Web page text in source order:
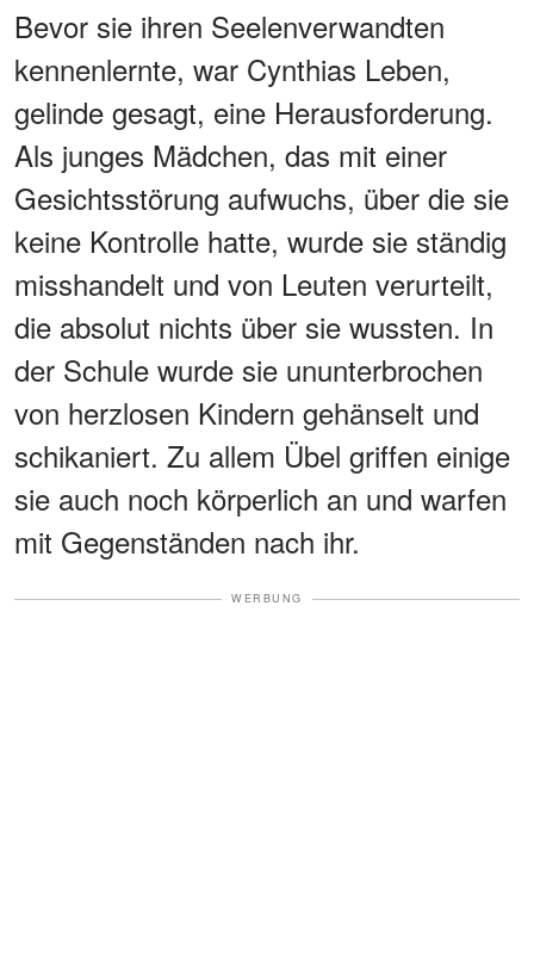
Bevor sie ihren Seelenverwandten
kennenlernte, war Cynthias Leben,
gelinde gesagt, eine Herausforderung.
Als junges Mädchen, das mit einer
Gesichtsstörung aufwuchs, über die sie
keine Kontrolle hatte, wurde sie ständig
misshandelt und von Leuten verurteilt,
die absolut nichts über sie wussten. In
der Schule wurde sie ununterbrochen
von herzlosen Kindern gehänselt und
schikaniert. Zu allem Übel griffen einige
sie auch noch körperlich an und warfen
mit Gegenständen nach ihr.
WERBUNG